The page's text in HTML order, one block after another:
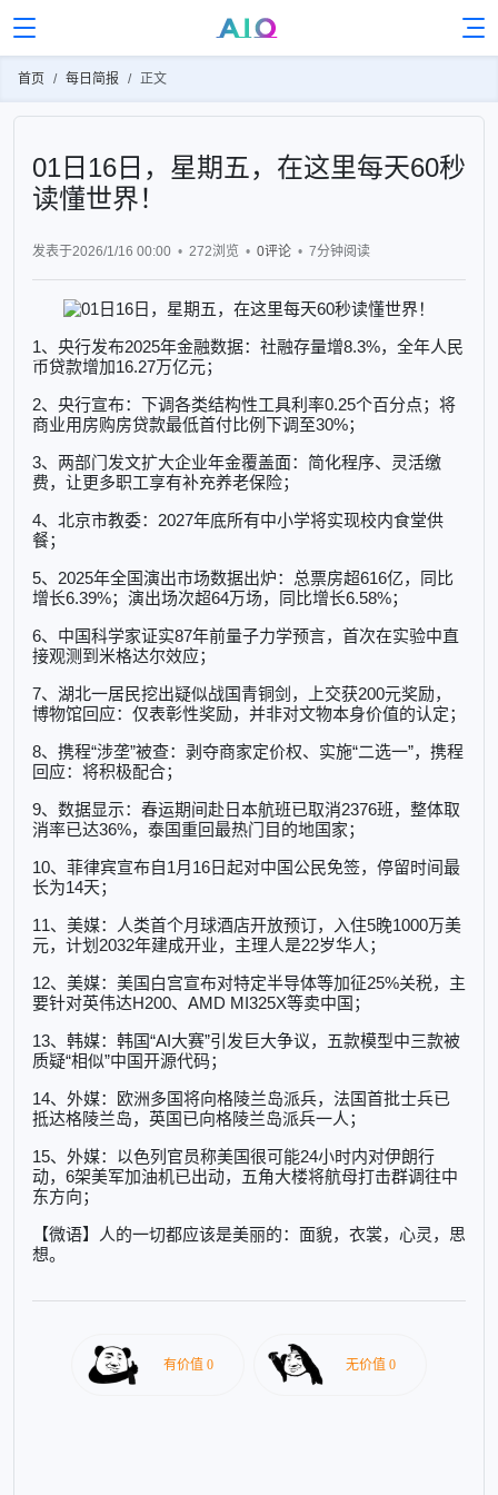
首页 每日简报 正文
01日16日，星期五，在这里每天60秒
读懂世界！
发表于2026/1/16 00:00 272浏览 0评论 7分钟阅读
1、央行发布2025年金融数据：社融存量增8.3%，全年人民
币贷款增加16.27万亿元；
2、央行宣布：下调各类结构性工具利率0.25个百分点；将
商业用房购房贷款最低首付比例下调至30%；
3、两部门发文扩大企业年金覆盖面：简化程序、灵活缴
费，让更多职工享有补充养老保险；
4、北京市教委：2027年底所有中小学将实现校内食堂供
餐；
5、2025年全国演出市场数据出炉：总票房超616亿，同比
增长6.39%；演出场次超64万场，同比增长6.58%；
6、中国科学家证实87年前量子力学预言，首次在实验中直
接观测到米格达尔效应；
7、湖北一居民挖出疑似战国青铜剑，上交获200元奖励，
博物馆回应：仅表彰性奖励，并非对文物本身价值的认定；
8、携程“涉垄”被查：剥夺商家定价权、实施“二选一”，携程
回应：将积极配合；
9、数据显示：春运期间赴日本航班已取消2376班，整体取
消率已达36%，泰国重回最热门目的地国家；
10、菲律宾宣布自1月16日起对中国公民免签，停留时间最
长为14天；
11、美媒：人类首个月球酒店开放预订，入住5晚1000万美
元，计划2032年建成开业，主理人是22岁华人；
12、美媒：美国白宫宣布对特定半导体等加征25%关税，主
要针对英伟达H200、AMD MI325X等卖中国；
13、韩媒：韩国“AI大赛”引发巨大争议，五款模型中三款被
质疑“相似”中国开源代码；
14、外媒：欧洲多国将向格陵兰岛派兵，法国首批士兵已
抵达格陵兰岛，英国已向格陵兰岛派兵一人；
15、外媒：以色列官员称美国很可能24小时内对伊朗行
动，6架美军加油机已出动，五角大楼将航母打击群调往中
东方向；
【微语】人的一切都应该是美丽的：面貌，衣裳，心灵，思
想。